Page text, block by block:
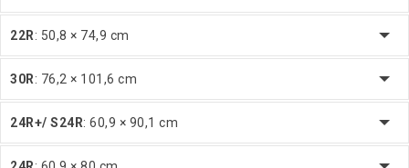
22R: 50,8 × 74,9 cm
30R: 76,2 × 101,6 cm
24R+/ S24R: 60,9 × 90,1 cm